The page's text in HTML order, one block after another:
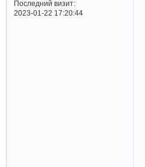
Последний визит:
2023-01-22 17:20:44